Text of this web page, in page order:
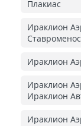
Плакиас
Ираклион
Ставроменос
Ираклион
Ираклион
Ираклион
Ираклион